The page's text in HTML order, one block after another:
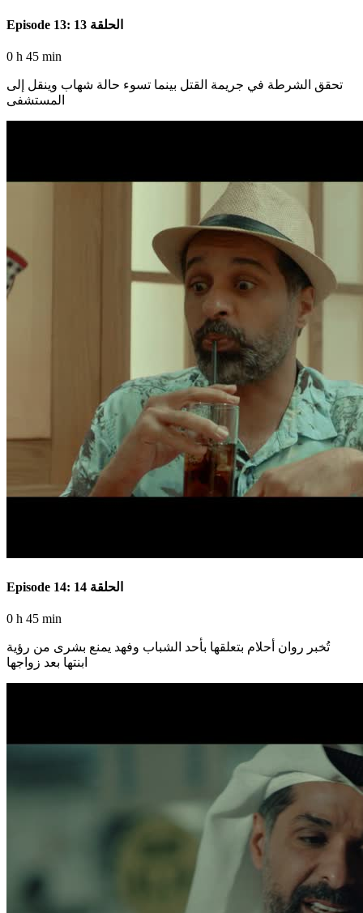
Episode 13: الحلقة 13
0 h 45 min
تحقق الشرطة في جريمة القتل بينما تسوء حالة شهاب وينقل إلى
المستشفى
Episode 14: الحلقة 14
0 h 45 min
تُخبر روان أحلام بتعلقها بأحد الشباب وفهد يمنع بشرى من رؤية
ابنتها بعد زواجها